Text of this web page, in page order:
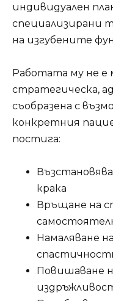
индивидуален
специализирани
на изгубените
Работата му не е
стратегическа,
съобразена с
конкретния
постига:
крака
Връщане на
Намаляване
Повишаване